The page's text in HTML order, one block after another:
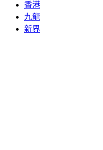
香港
九龍
新界